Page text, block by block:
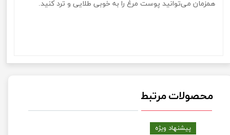
همزمان می‌توانید پوست مرغ را به خوبی طلایی و ترد کنید.
محصولات مرتبط
پیشنهاد ویژه